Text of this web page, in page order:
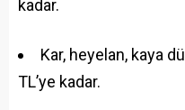
kadar.
Kar, heyelan, kaya
TL’ye kadar.